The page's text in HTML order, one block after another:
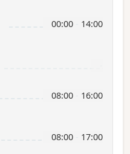
00:00 14:00
08:00 16:00
08:00 17:00